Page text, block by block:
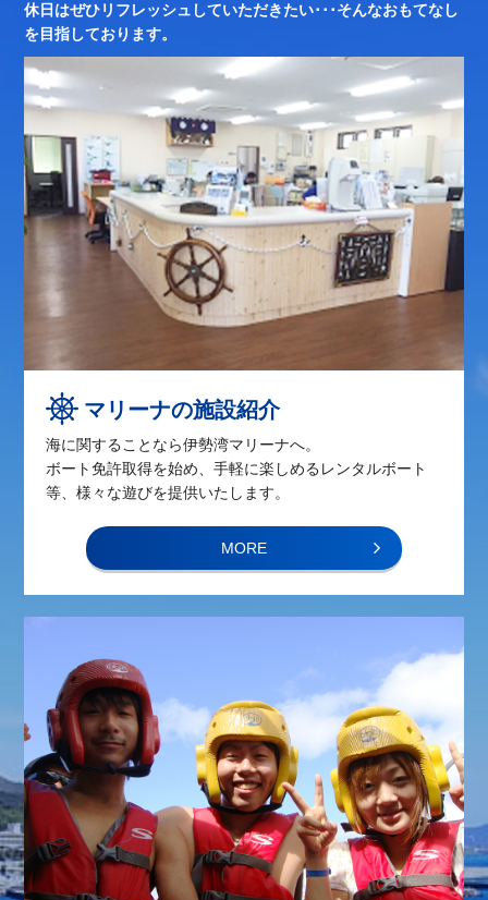
休日はぜひリフレッシュしていただきたい･･･そんなおもてなし
を目指しております。
マリーナの施設紹介
海に関することなら伊勢湾マリーナへ。
ボート免許取得を始め、手軽に楽しめるレンタルボート
等、様々な遊びを提供いたします。
MORE